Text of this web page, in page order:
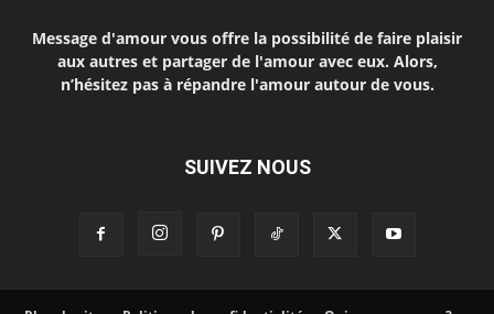
Message d'amour vous offre la possibilité de faire plaisir
aux autres et partager de l'amour avec eux. Alors,
n’hésitez pas à répandre l'amour autour de vous.
SUIVEZ NOUS